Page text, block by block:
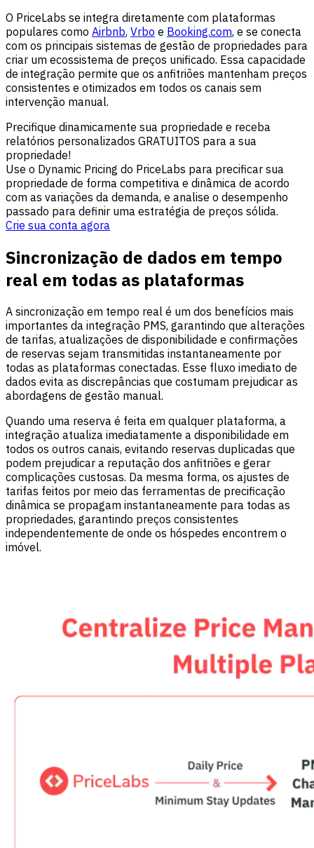
O PriceLabs se integra diretamente com plataformas
populares como Airbnb, Vrbo e Booking.com, e se conecta
com os principais sistemas de gestão de propriedades para
criar um ecossistema de preços unificado. Essa capacidade
de integração permite que os anfitriões mantenham preços
consistentes e otimizados em todos os canais sem
intervenção manual.
Precifique dinamicamente sua propriedade e receba
relatórios personalizados GRATUITOS para a sua
propriedade!
Use o Dynamic Pricing do PriceLabs para precificar sua
propriedade de forma competitiva e dinâmica de acordo
com as variações da demanda, e analise o desempenho
passado para definir uma estratégia de preços sólida.
Crie sua conta agora
Sincronização de dados em tempo
real em todas as plataformas
A sincronização em tempo real é um dos benefícios mais
importantes da integração PMS, garantindo que alterações
de tarifas, atualizações de disponibilidade e confirmações
de reservas sejam transmitidas instantaneamente por
todas as plataformas conectadas. Esse fluxo imediato de
dados evita as discrepâncias que costumam prejudicar as
abordagens de gestão manual.
Quando uma reserva é feita em qualquer plataforma, a
integração atualiza imediatamente a disponibilidade em
todos os outros canais, evitando reservas duplicadas que
podem prejudicar a reputação dos anfitriões e gerar
complicações custosas. Da mesma forma, os ajustes de
tarifas feitos por meio das ferramentas de precificação
dinâmica se propagam instantaneamente para todas as
propriedades, garantindo preços consistentes
independentemente de onde os hóspedes encontrem o
imóvel.